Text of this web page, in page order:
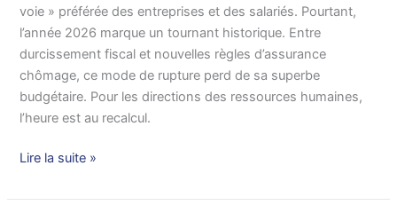
voie » préférée des entreprises et des salariés. Pourtant,
l’année 2026 marque un tournant historique. Entre
durcissement fiscal et nouvelles règles d’assurance
chômage, ce mode de rupture perd de sa superbe
budgétaire. Pour les directions des ressources humaines,
l’heure est au recalcul.
la
séparation
a-
t-
il
augmenté
quelles
les
Lire la suite »